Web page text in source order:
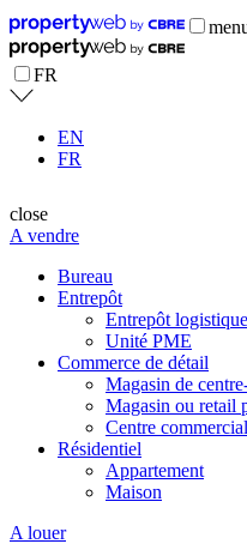
FR
EN
FR
close
A vendre
Bureau
Entrepôt
Entrepôt logistique
Unité PME
Commerce de détail
Magasin de
Magasin ou retail
Centre commercial
Résidentiel
Appartement
Maison
A louer